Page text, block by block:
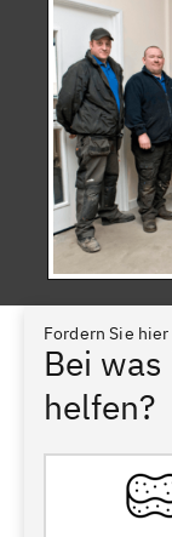
Fordern Sie
Bei
helfen?